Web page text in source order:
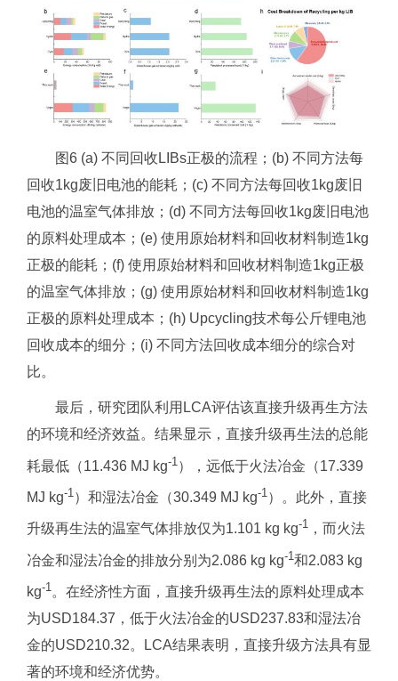
图6 (a) 不同回收LIBs正极的流程；(b) 不同方法每
回收1kg废旧电池的能耗；(c) 不同方法每回收1kg废旧
电池的温室气体排放；(d) 不同方法每回收1kg废旧电池
的原料处理成本；(e) 使用原始材料和回收材料制造1kg
正极的能耗；(f) 使用原始材料和回收材料制造1kg正极
的温室气体排放；(g) 使用原始材料和回收材料制造1kg
正极的原料处理成本；(h) Upcycling技术每公斤锂电池
回收成本的细分；(i) 不同方法回收成本细分的综合对
比。
最后，研究团队利用LCA评估该直接升级再生方法
的环境和经济效益。结果显示，直接升级再生法的总能
耗最低（11.436 MJ kg-1 ），远低于火法冶金（17.339
MJ kg-1 ）和湿法冶金（30.349 MJ kg-1 ）。此外，直接
升级再生法的温室气体排放仅为1.101 kg kg-1 ，而火法
冶金和湿法冶金的排放分别为2.086 kg kg-1和2.083 kg
kg-1 。在经济性方面，直接升级再生法的原料处理成本
为USD184.37，低于火法冶金的USD237.83和湿法冶
金的USD210.32。LCA结果表明，直接升级方法具有显
著的环境和经济优势。